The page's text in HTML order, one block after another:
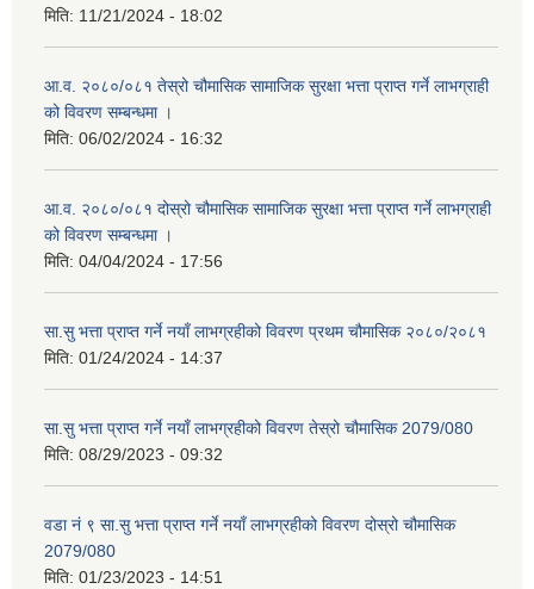
मिति: 11/21/2024 - 18:02
आ.व. २०८०/०८१ तेस्रो चौमासिक सामाजिक सुरक्षा भत्ता प्राप्त गर्ने लाभग्राही
को विवरण सम्बन्धमा ।
मिति: 06/02/2024 - 16:32
आ.व. २०८०/०८१ दोस्रो चौमासिक सामाजिक सुरक्षा भत्ता प्राप्त गर्ने लाभग्राही
को विवरण सम्बन्धमा ।
मिति: 04/04/2024 - 17:56
सा.सु भत्ता प्राप्त गर्ने नयाँ लाभग्रहीको विवरण प्रथम चौमासिक २०८०/२०८१
मिति: 01/24/2024 - 14:37
सा.सु भत्ता प्राप्त गर्ने नयाँ लाभग्रहीको विवरण तेस्रो चौमासिक 2079/080
मिति: 08/29/2023 - 09:32
वडा नं ९ सा.सु भत्ता प्राप्त गर्ने नयाँ लाभग्रहीको विवरण दोस्रो चौमासिक
2079/080
मिति: 01/23/2023 - 14:51